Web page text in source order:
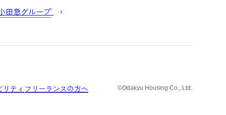
田急グループ
ティ フリーランスの方へ ©Odakyu Housing Co., Ltd.